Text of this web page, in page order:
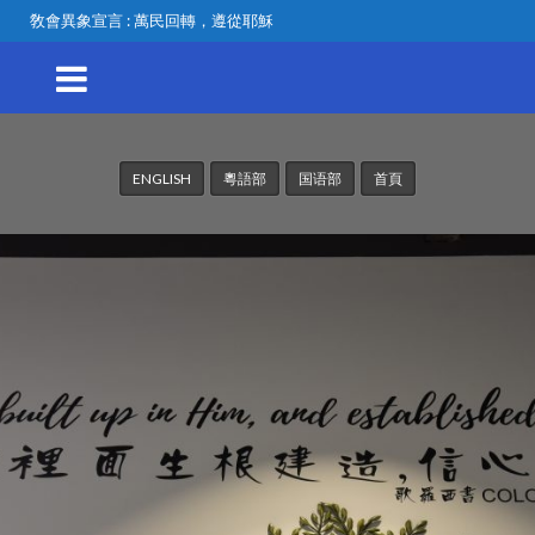
敎會異象宣言 : 萬民回轉，遵從耶穌
ENGLISH 粵語部 国语部 首頁